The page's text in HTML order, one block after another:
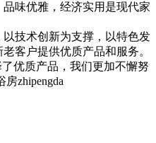
味优雅，经济实用是现代家
技术创新为支撑，以特色发
客户提供优质产品和服务。
优质产品，我们更加不懈努
zhipengda